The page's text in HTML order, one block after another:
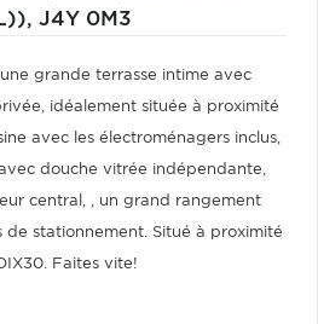
J4Y 0M3
grande terrasse intime avec
idéalement située à proximité
avec les électroménagers inclus,
douche vitrée indépendante,
central, , un grand rangement
de stationnement. Situé à proximité
Faites vite!